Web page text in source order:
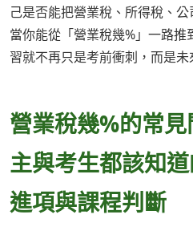
己是否能把營業稅、所得稅、
當你能從「營業稅幾%」一路
習就不再只是考前衝刺，而是未
營業稅幾%的常
主與考生都該知
進項與課程判斷